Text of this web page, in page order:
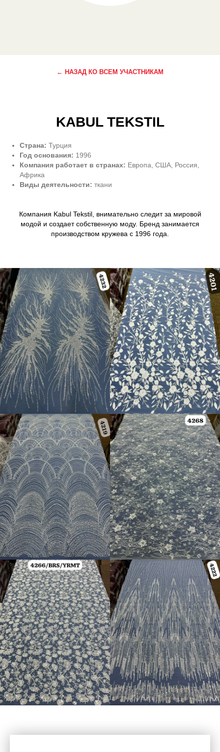
← НАЗАД КО ВСЕМ УЧАСТНИКАМ
KABUL TEKSTIL
Страна: Турция
Год основания: 1996
Компания работает в странах: Европа, США, Россия,
Африка
Виды деятельности: ткани
Компания Kabul Tekstil, внимательно следит за мировой
модой и создает собственную моду. Бренд занимается
производством кружева с 1996 года.